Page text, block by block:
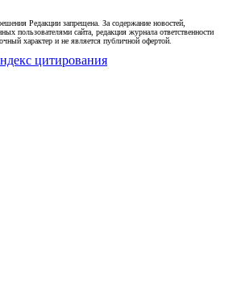
Редакции запрещена. За содержание новостей,
пользователями сайта, редакция журнала ответственности
характер и не является публичной офертой.